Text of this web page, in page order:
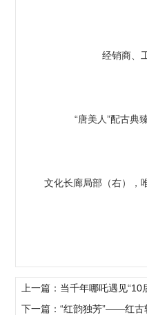
经销商、
“唐美人”配古典
文化长廊局部（右），
上一篇：当千年哪吒遇见“10
下一篇：“红韵独芳”——红古